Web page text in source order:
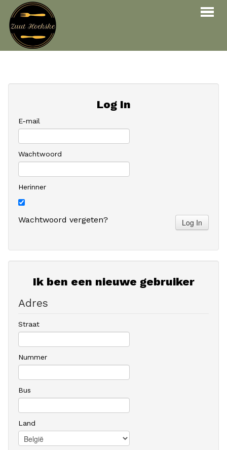
Over ons
INLOGGEN RESERVEREN
Log In
E-mail
Wachtwoord
Herinner
Wachtwoord vergeten? Log In
Ik ben een nieuwe gebruiker
Adres
Straat
Nummer
Bus
Land